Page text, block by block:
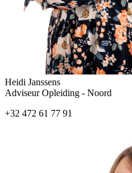
Heidi Janssens
Adviseur Opleiding - Noord
+32 472 61 77 91